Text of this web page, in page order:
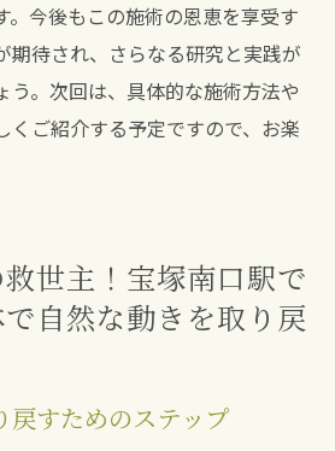
。今後もこの施術の恩恵を享受す
期待され、さらなる研究と実践が
う。次回は、具体的な施術方法や
くご紹介する予定ですので、お楽
世主！宝塚南口駅で
自然な動きを取り戻
戻すためのステップ